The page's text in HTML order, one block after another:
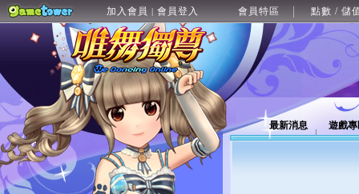
加入會員 | 會員登入 會員特區 點數 / 儲
最新消息 遊戲